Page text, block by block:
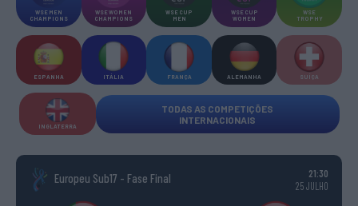
WSE MEN
CHAMPIONS
WSE WOMEN
CHAMPIONS
WSE CUP
MEN
WSE CUP
WOMEN
WSE
TROPHY
ESPANHA ITÁLIA FRANÇA ALEMANHA SUÍÇA
INGLATERRA
TODAS AS COMPETIÇÕES
INTERNACIONAIS
Europeu Sub17 - Fase Final
21:30
25 JULHO